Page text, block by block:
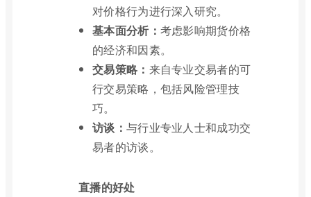
对价格行为进行深入研究。
基本面分析： 考虑影响期货价格
的经济和因素。
交易策略： 来自专业交易者的可
行交易策略，包括风险管理技
巧。
访谈： 与行业专业人士和成功交
易者的访谈。
直播的好处